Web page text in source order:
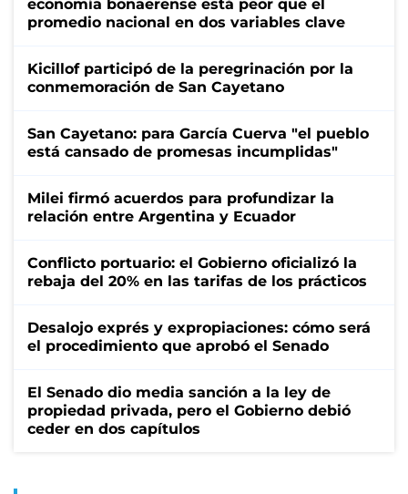
economía bonaerense está peor que el
promedio nacional en dos variables clave
Kicillof participó de la peregrinación por la
conmemoración de San Cayetano
San Cayetano: para García Cuerva "el pueblo
está cansado de promesas incumplidas"
Milei firmó acuerdos para profundizar la
relación entre Argentina y Ecuador
Conflicto portuario: el Gobierno oficializó la
rebaja del 20% en las tarifas de los prácticos
Desalojo exprés y expropiaciones: cómo será
el procedimiento que aprobó el Senado
El Senado dio media sanción a la ley de
propiedad privada, pero el Gobierno debió
ceder en dos capítulos